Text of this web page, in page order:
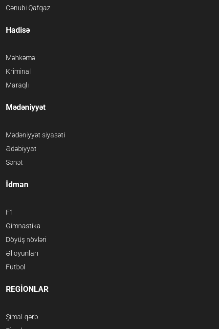
Cənubi Qafqaz
Hadisə
Məhkəmə
Kriminal
Maraqlı
Mədəniyyət
Mədəniyyət siyasəti
Ədəbiyyat
Sənət
İdman
F1
Gimnastika
Döyüş növləri
Əl oyunları
Futbol
REGİONLAR
Şimal-qərb